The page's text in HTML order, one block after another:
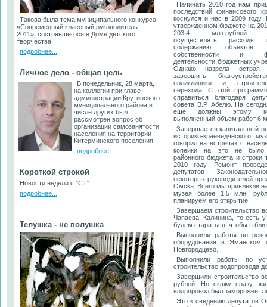
Такова была тема муниципального конкурса
«Современный классный руководитель –
2011», состоявшегося в Доме детского
творчества.
подробнее...
Личное дело - общая цель
В понедельник, 28 марта,
на коллегии при главе
администрации Крутинского
муниципального района в
числе других был
рассмотрен вопрос об
организации самозанятости
населения на территории
Китерминского поселения.
подробнее...
Короткой строкой
Новости недели с "СТ".
подробнее...
Телушка - не полушка
Начинать 2010 год нам
последствий финансового
коснулся и нас в 2009 году.
утвержденном бюджете на
203,4 млн.рублей
осуществлять расходы
содержанию объектов
собственности и
деятельности бюджетных
Однако назрела острая
завершить
поликлиники и
перехода. С этой
справиться благодаря
совета В.Р. Абелю. На
еще должны этому
выполненный объем работ 6
Завершается капитальный
историко-краеведческого
говорил на встречах с
копейки на это не было
районного бюджета и строки
2010 году. Ремонт
депутатов
некоторых руководителей
Омска. Всего мы привлекли
музея более 1,5 млн.
планируем его открытие.
Завершаем строительство
Чапаева, Калинина, то есть
будем стараться, чтобы в
Выполнили работы по
оборудования в
Новгородцево.
Выполнили работы по
строительство водопровода
Завершили строительство
рублей. Но скажу сразу:
водопровод был заморожен.
Это к сведению депутатов